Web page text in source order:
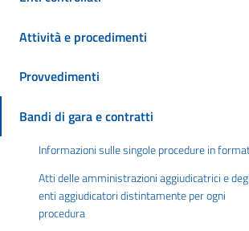
Attività e procedimenti
Provvedimenti
Bandi di gara e contratti
Informazioni sulle singole procedure in
Atti delle amministrazioni aggiudicatrici e
enti aggiudicatori distintamente per ogni
procedura